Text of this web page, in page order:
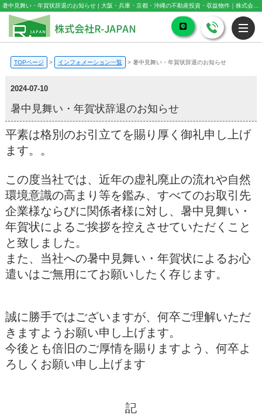
TOPページ > インフォメーション一覧 > 暑中見舞い・年賀状辞退のお知らせ
2024-07-10
暑中見舞い・年賀状辞退のお知らせ
平素は格別のお引立てを賜り厚く御礼申し上げ
ます。。
この度当社では、近年の虚礼廃止の流れや自然
環境意識の高まり等を鑑み、すべてのお取引先
企業様ならびに関係者様に対し、暑中見舞い・
年賀状によるご挨拶を控えさせていただくこと
と致しました。
また、当社への暑中見舞い・年賀状によるお心
遣いはご無用にてお願いしたく存じます。
誠に勝手ではございますが、何卒ご理解いただ
きますようお願い申し上げます。
今後とも倍旧のご厚情を賜りますよう、何卒よ
ろしくお願い申し上げます
記